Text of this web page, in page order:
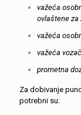
važeća
ovlaštene za
važeća
važeća
prometna
Za dobivanje
potrebni su: